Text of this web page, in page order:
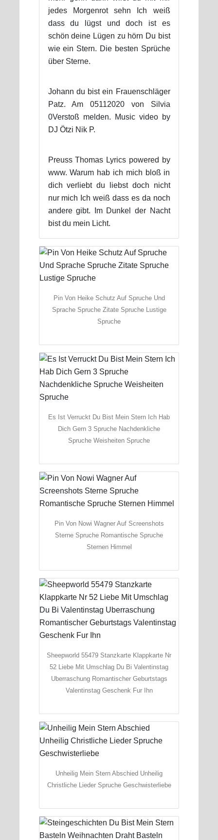
jedes Morgenrot sehn Ich weiß
dass du lügst und doch ist es
schön deine Lügen zu hörn Du bist
wie ein Stern. Die besten Sprüche
über Sterne.
Johann du bist ein Frauenschläger
Patz. Am 05112020 von Silvia
0Verstoß melden. Music video by
DJ Ötzi Nik P.
Preuss Thomas Lyrics powered by
www. Warum hab ich mich bloß in
dich verliebt du liebst doch nicht
nur mich Ich weiß dass es da noch
andere gibt. Im Dunkel der Nacht
bist du mein Licht.
Pin Von Heike Schutz Auf Spruche Und
Sprache Spruche Zitate Spruche Lustige
Spruche
Es Ist Verruckt Du Bist Mein Stern Ich Hab
Dich Gern 3 Spruche Nachdenkliche
Spruche Weisheiten Spruche
Pin Von Nowi Wagner Auf Screenshots
Sterne Spruche Romantische Spruche
Sternen Himmel
Sheepworld 55479 Stanzkarte Klappkarte Nr
52 Liebe Mit Umschlag Du Bi Valentinstag
Uberraschung Romantischer Geburtstags
Valentinstag Geschenk Fur Ihn
Unheilig Mein Stern Abschied Unheilig
Christliche Lieder Spruche Geschwisterliebe